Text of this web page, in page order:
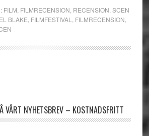
FILM FILMRECENSION RECENSION SCEN
BLAKE FILMFESTIVAL FILMRECENSION
VÅRT NYHETSBREV – KOSTNADSFRITT